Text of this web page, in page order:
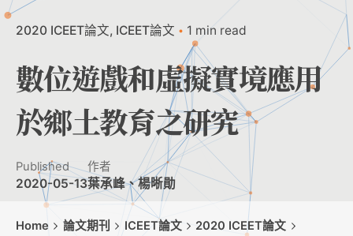
2020 ICEET論文 ICEET論文 1 min read
數位遊戲和虛擬實境應用
於鄉土教育之研究
Published
2020-05-13
作者
葉承峰、楊晰勛
Home 論文期刊 ICEET論文
2020 ICEET論文